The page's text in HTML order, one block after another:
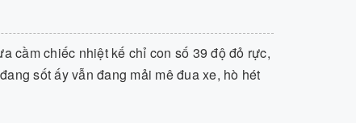
cầm chiếc nhiệt kế chỉ con số 39 độ đỏ rực,
sốt ấy vẫn đang mải mê đua xe, hò hét